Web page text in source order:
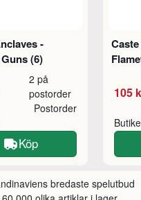
-
(6)
2 på
postorder
Postorder
Köp
105
bredaste spelutbud